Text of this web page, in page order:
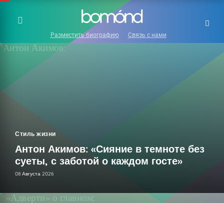
Разместить биографию Связь с нами
Стиль жизни
Антон Акимов: «Сияние в темноте без
суеты, с заботой о каждом госте»
08 Августа 2026